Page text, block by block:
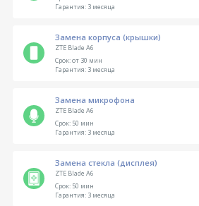
Гарантия:3 месяца
Замена корпуса (крышки)
ZTE Blade A6
Срок:от 30 мин
Гарантия:3 месяца
Замена микрофона
ZTE Blade A6
Срок:50 мин
Гарантия:3 месяца
Замена стекла (дисплея)
ZTE Blade A6
Срок:50 мин
Гарантия:3 месяца